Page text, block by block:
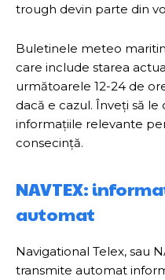
trough devin parte din
Buletinele meteo
care include starea
următoarele 12-24 de
dacă e cazul. Înveți să le
informațiile relevante
consecință.
NAVTEX:
automat
Navigational Telex, sau
transmite automat